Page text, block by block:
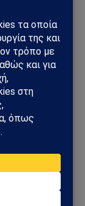
το διεθνές
συνεχώς η
Fake News
που
την ΜΙΤ.
της
η Τουρκία
στα
σκόπιμα